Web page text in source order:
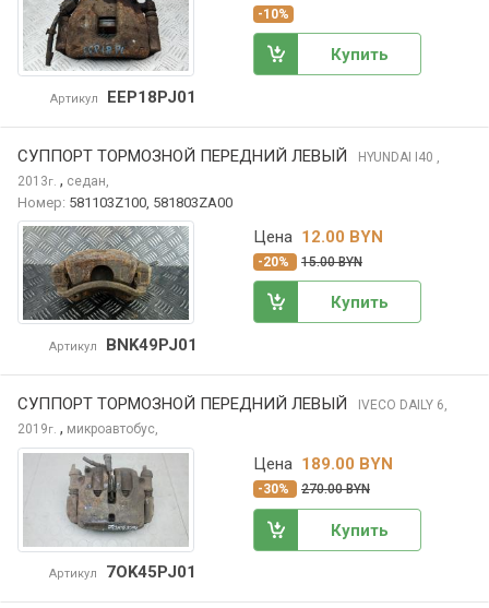
Артикул EEP18PJ01
-10%
Купить
СУППОРТ ТОРМОЗНОЙ ПЕРЕДНИЙ ЛЕВЫЙ HYUNDAI I40
2013г. , седан,
Номер: 581103Z100, 581803ZA00
Артикул BNK49PJ01
Цена 12.00 BYN
-20% 15.00 BYN
Купить
СУППОРТ ТОРМОЗНОЙ ПЕРЕДНИЙ ЛЕВЫЙ IVECO DAILY 6,
2019г. , микроавтобус,
Артикул 7OK45PJ01
Цена 189.00 BYN
-30% 270.00 BYN
Купить